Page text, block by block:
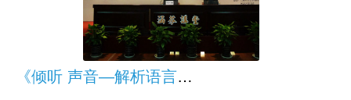
《倾听 声音—解析语言艺术》--宋怀强主讲